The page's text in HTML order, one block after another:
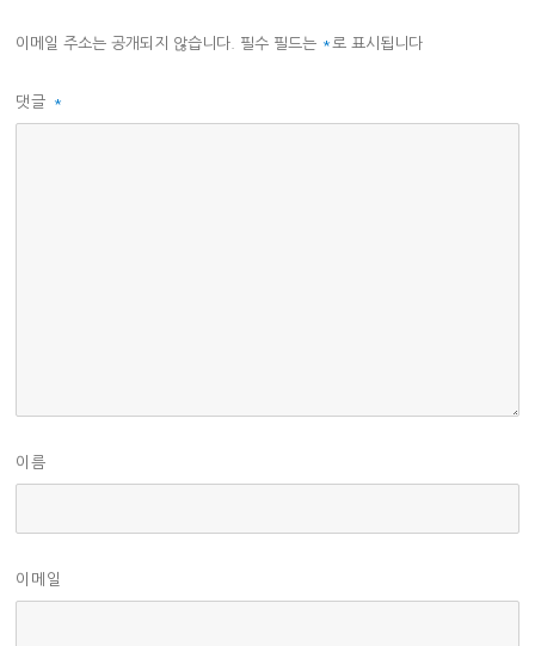
이메일 주소는 공개되지 않습니다. 필수 필드는 * 로 표시됩니다
댓글 *
이름
이메일